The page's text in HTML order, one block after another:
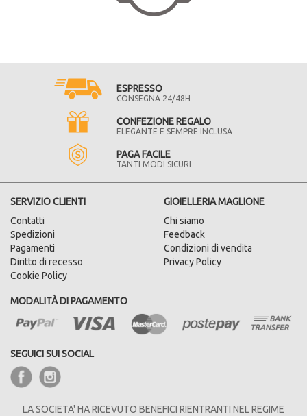
ESPRESSO
CONSEGNA 24/48H
CONFEZIONE REGALO
ELEGANTE E SEMPRE INCLUSA
PAGA FACILE
TANTI MODI SICURI
SERVIZIO CLIENTI
Contatti
Spedizioni
Pagamenti
Diritto di recesso
Cookie Policy
GIOIELLERIA MAGLIONE
Chi siamo
Feedback
Condizioni di vendita
Privacy Policy
MODALITÀ DI PAGAMENTO
SEGUICI SUI SOCIAL
LA SOCIETA' HA RICEVUTO BENEFICI RIENTRANTI NEL REGIME